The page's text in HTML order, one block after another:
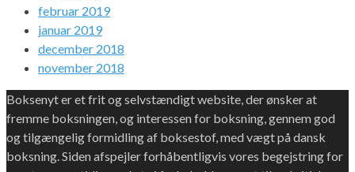
februar 2019
januar 2019
december 2018
november 2018
Boksenyt er et frit og selvstændigt website, der ønsker at
fremme boksningen, og interessen for boksning, gennem god
og tilgængelig formidling af boksestof, med vægt på dansk
boksning. Siden afspejler forhåbentligvis vores begejstring for